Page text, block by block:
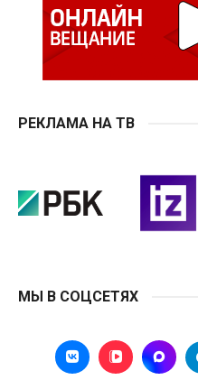
РЕКЛАМА НА ТВ
МЫ В СОЦСЕТЯХ